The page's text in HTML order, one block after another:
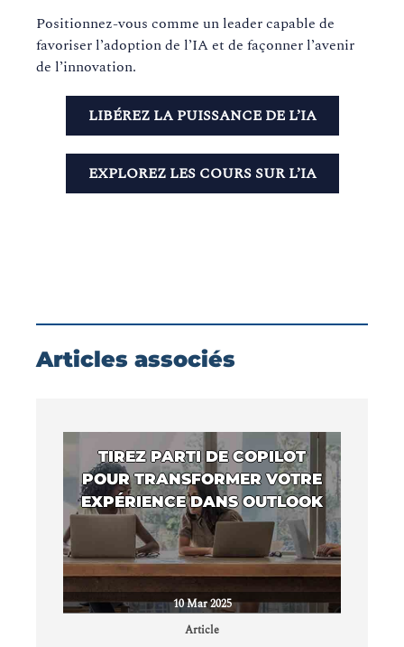
Positionnez-vous comme un leader capable de
favoriser l’adoption de l’IA et de façonner l’avenir
de l’innovation.
LIBÉREZ LA PUISSANCE DE L’IA
EXPLOREZ LES COURS SUR L’IA
Articles associés
TIREZ PARTI DE COPILOT
POUR TRANSFORMER VOTRE
EXPÉRIENCE DANS OUTLOOK
10 Mar 2025
Article